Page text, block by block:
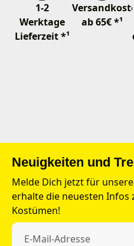
1-2
Werktage
Lieferzeit *¹
ab 65€ *¹
Neuigkeiten und
Melde Dich jetzt für
erhalte die neuesten Infos
Kostümen!